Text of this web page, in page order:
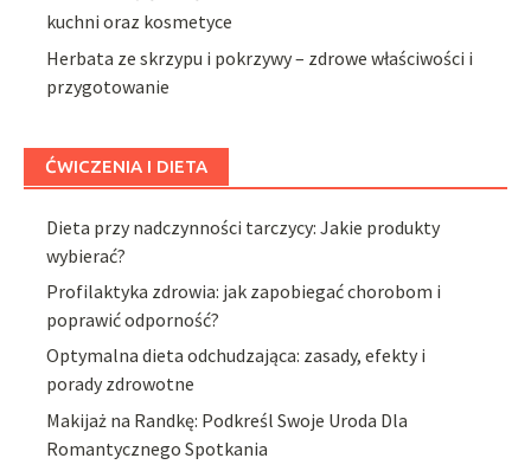
kuchni oraz kosmetyce
Herbata ze skrzypu i pokrzywy – zdrowe właściwości i
przygotowanie
ĆWICZENIA I DIETA
Dieta przy nadczynności tarczycy: Jakie produkty
wybierać?
Profilaktyka zdrowia: jak zapobiegać chorobom i
poprawić odporność?
Optymalna dieta odchudzająca: zasady, efekty i
porady zdrowotne
Makijaż na Randkę: Podkreśl Swoje Uroda Dla
Romantycznego Spotkania